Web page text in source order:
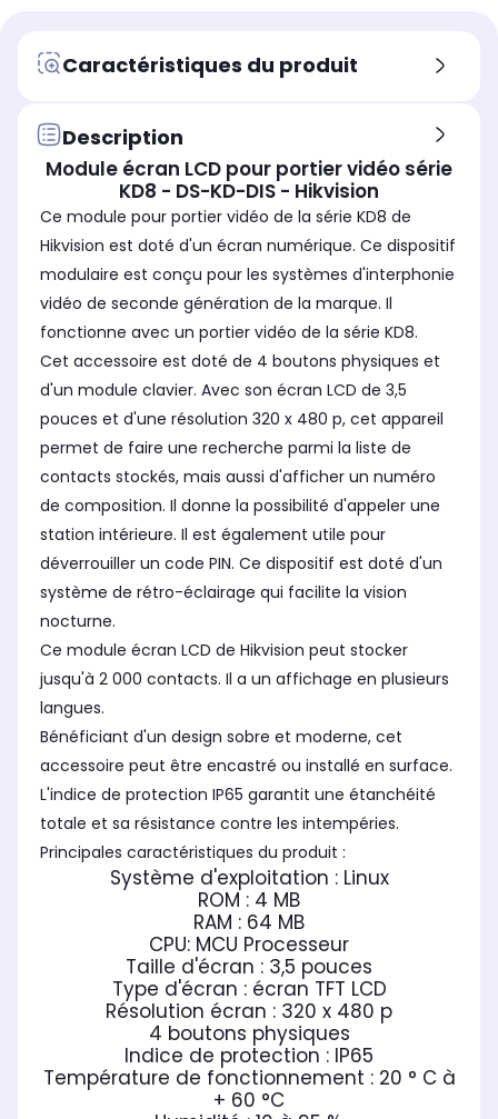
Usage
-
Utilisation
Non connectée
-
Non
Bluetooth
Non
Usage
-
Connectée
Sur secteur
Non
Bluetooth
Non
Caractéristiques du produit
Description
Module écran LCD pour portier vidéo série
KD8 - DS-KD-DIS - Hikvision
Ce module pour portier vidéo de la série KD8 de
Hikvision est doté d'un écran numérique. Ce dispositif
modulaire est conçu pour les systèmes d'interphonie
vidéo de seconde génération de la marque. Il
fonctionne avec un portier vidéo de la série KD8.
Cet accessoire est doté de 4 boutons physiques et
d'un module clavier. Avec son écran LCD de 3,5
pouces et d'une résolution 320 x 480 p, cet appareil
permet de faire une recherche parmi la liste de
contacts stockés, mais aussi d'afficher un numéro
de composition. Il donne la possibilité d'appeler une
station intérieure. Il est également utile pour
déverrouiller un code PIN. Ce dispositif est doté d'un
système de rétro-éclairage qui facilite la vision
nocturne.
Ce module écran LCD de Hikvision peut stocker
jusqu'à 2 000 contacts. Il a un affichage en plusieurs
langues.
Bénéficiant d'un design sobre et moderne, cet
accessoire peut être encastré ou installé en surface.
L'indice de protection IP65 garantit une étanchéité
totale et sa résistance contre les intempéries.
Principales caractéristiques du produit :
Système d'exploitation : Linux
ROM : 4 MB
RAM : 64 MB
CPU: MCU Processeur
Taille d'écran : 3,5 pouces
Type d'écran : écran TFT LCD
Résolution écran : 320 x 480 p
4 boutons physiques
Indice de protection : IP65
Température de fonctionnement : 20 ° C à
+ 60 °C